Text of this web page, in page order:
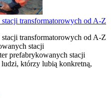
transformatorowych od A-Z
transformatorowych od A-Z
stacji
prefabrykowanych stacji
którzy lubią konkretną,